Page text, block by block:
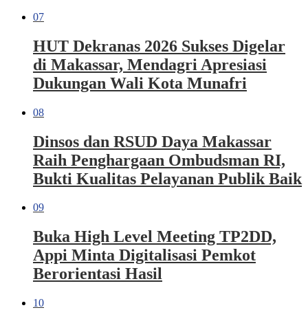
07
HUT Dekranas 2026 Sukses Digelar
di Makassar, Mendagri Apresiasi
Dukungan Wali Kota Munafri
08
Dinsos dan RSUD Daya Makassar
Raih Penghargaan Ombudsman RI,
Bukti Kualitas Pelayanan Publik Baik
09
Buka High Level Meeting TP2DD,
Appi Minta Digitalisasi Pemkot
Berorientasi Hasil
10